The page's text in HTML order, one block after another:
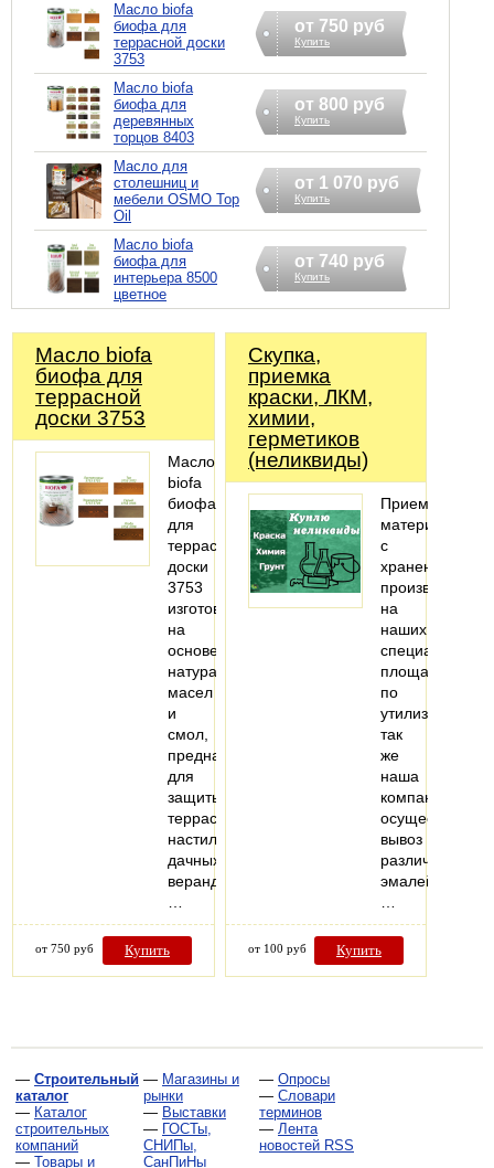
Масло biofa
биофа для
террасной доски
3753
от 750 руб
Купить
Масло biofa
биофа для
деревянных
торцов 8403
от 800 руб
Купить
Масло для
столешниц и
мебели OSMO Top
Oil
от 1 070 руб
Купить
Масло biofa
биофа для
интерьера 8500
цветное
от 740 руб
Купить
Масло biofa
биофа для
террасной
доски 3753
Масло
biofa
биофа
для
террасной
доски
3753
изготовлено
на
основе
натуральных
масел
и
смол,
предназначенных
для
защиты
террасных
настилов,
дачных
веранд,
от 750 руб Купить
Скупка,
приемка
краски, ЛКМ,
химии,
герметиков
(неликвиды)
Приемка
материалов
с
хранения
производится
на
наших
площадках
по
утилизации,
так
же
наша
компания
осуществляет
вывоз
различных
эмалей,
от 100 руб Купить
— Строительный
каталог
— Каталог
строительных
компаний
— Товары и
— Магазины и
рынки
— Выставки
— ГОСТы,
СНИПы,
СанПиНы
— Опросы
— Словари
терминов
— Лента
новостей RSS